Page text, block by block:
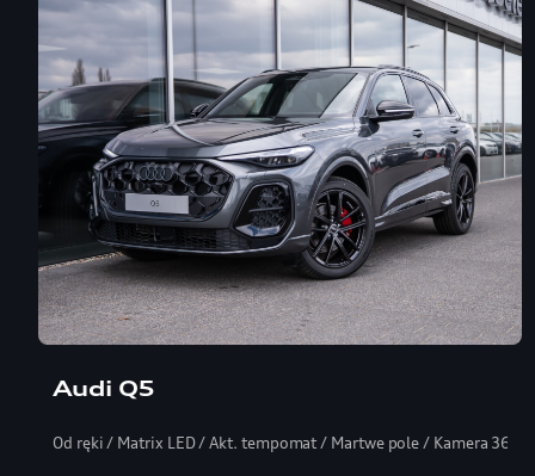
Audi Q5
Od ręki / Matrix LED / Akt. tempomat / Martwe pole / Kamera 360